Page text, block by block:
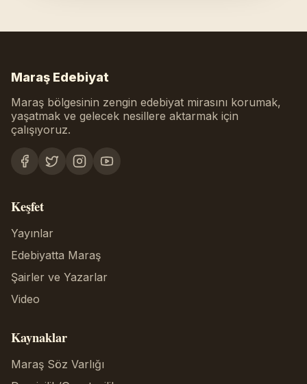
Maraş Edebiyat
Maraş bölgesinin zengin edebiyat mirasını korumak,
yaşatmak ve gelecek nesillere aktarmak için
çalışıyoruz.
Keşfet
Yayınlar
Edebiyatta Maraş
Şairler ve Yazarlar
Video
Kaynaklar
Maraş Söz Varlığı